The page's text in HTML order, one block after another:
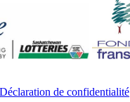
Déclaration de confidentialité